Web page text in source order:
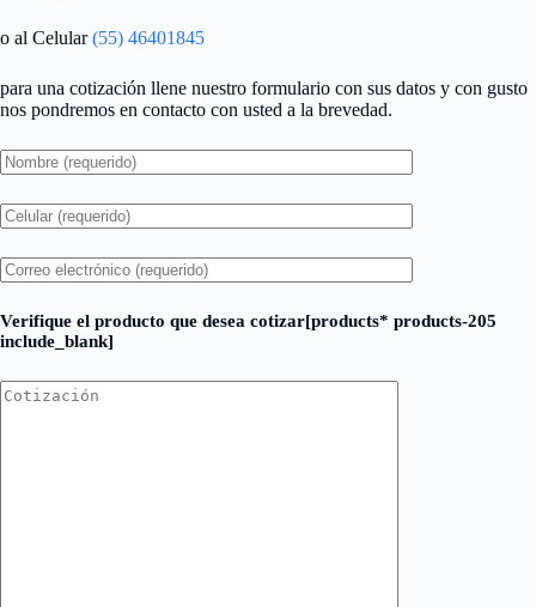
o al Celular(55) 46401845
para una cotización llene nuestro formulario con sus datos y con gusto
nos pondremos en contacto con usted a la brevedad.
Verifique el producto que desea cotizar[products* products-205
include_blank]